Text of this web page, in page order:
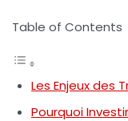
Table of Contents
Les Enjeux des
Pourquoi